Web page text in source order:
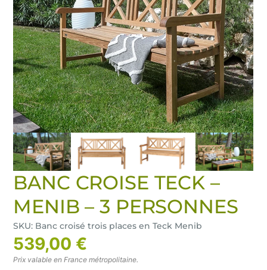
BANC CROISE TECK –
MENIB – 3 PERSONNES
SKU: Banc croisé trois places en Teck Menib
539,00 €
Prix valable en France métropolitaine.